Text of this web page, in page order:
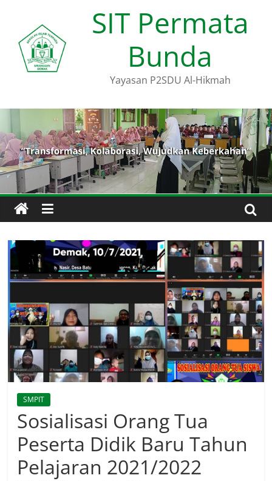
content
SIT Permata
Bunda
Yayasan P2SDU Al-Hikmah
SMPIT
Sosialisasi Orang Tua
Peserta Didik Baru Tahun
Pelajaran 2021/2022